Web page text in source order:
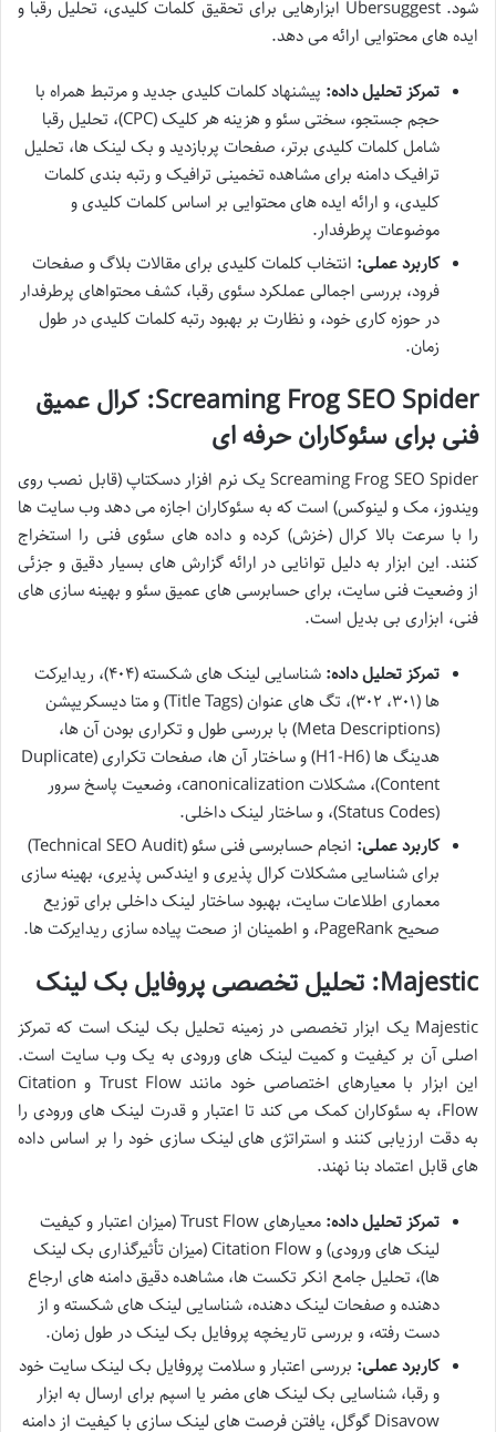
شود. Ubersuggest ابزارهایی برای تحقیق کلمات کلیدی، تحلیل رقبا و
ایده های محتوایی ارائه می دهد.
تمرکز تحلیل داده: پیشنهاد کلمات کلیدی جدید و مرتبط همراه با
حجم جستجو، سختی سئو و هزینه هر کلیک (CPC)، تحلیل رقبا
شامل کلمات کلیدی برتر، صفحات پربازدید و بک لینک ها، تحلیل
ترافیک دامنه برای مشاهده تخمینی ترافیک و رتبه بندی کلمات
کلیدی، و ارائه ایده های محتوایی بر اساس کلمات کلیدی و
موضوعات پرطرفدار.
کاربرد عملی: انتخاب کلمات کلیدی برای مقالات بلاگ و صفحات
فرود، بررسی اجمالی عملکرد سئوی رقبا، کشف محتواهای پرطرفدار
در حوزه کاری خود، و نظارت بر بهبود رتبه کلمات کلیدی در طول
زمان.
Screaming Frog SEO Spider: کرال عمیق
فنی برای سئوکاران حرفه ای
Screaming Frog SEO Spider یک نرم افزار دسکتاپ (قابل نصب روی
ویندوز، مک و لینوکس) است که به سئوکاران اجازه می دهد وب سایت ها
را با سرعت بالا کرال (خزش) کرده و داده های سئوی فنی را استخراج
کنند. این ابزار به دلیل توانایی در ارائه گزارش های بسیار دقیق و جزئی
از وضعیت فنی سایت، برای حسابرسی های عمیق سئو و بهینه سازی های
فنی، ابزاری بی بدیل است.
تمرکز تحلیل داده:
شناسایی لینک های شکسته (۴۰۴)، ریدایرکت
ها (۳۰۱، ۳۰۲)، تگ های عنوان (Title Tags) و متا دیسکریپشن
(Meta Descriptions) با بررسی طول و تکراری بودن آن ها،
هدینگ ها (H1-H6) و ساختار آن ها، صفحات تکراری (Duplicate
Content)، مشکلات canonicalization، وضعیت پاسخ سرور
(Status Codes)، و ساختار لینک داخلی.
کاربرد عملی:
انجام حسابرسی فنی سئو (Technical SEO Audit)
برای شناسایی مشکلات کرال پذیری و ایندکس پذیری، بهینه سازی
معماری اطلاعات سایت، بهبود ساختار لینک داخلی برای توزیع
صحیح PageRank، و اطمینان از صحت پیاده سازی ریدایرکت ها.
Majestic: تحلیل تخصصی پروفایل بک لینک
Majestic یک ابزار تخصصی در زمینه تحلیل بک لینک است که تمرکز
اصلی آن بر کیفیت و کمیت لینک های ورودی به یک وب سایت است.
این ابزار با معیارهای اختصاصی خود مانند Trust Flow و Citation
Flow، به سئوکاران کمک می کند تا اعتبار و قدرت لینک های ورودی را
به دقت ارزیابی کنند و استراتژی های لینک سازی خود را بر اساس داده
های قابل اعتماد بنا نهند.
تمرکز تحلیل داده:
معیارهای Trust Flow (میزان اعتبار و کیفیت
لینک های ورودی) و Citation Flow (میزان تأثیرگذاری بک لینک
ها)، تحلیل جامع انکر تکست ها، مشاهده دقیق دامنه های ارجاع
دهنده و صفحات لینک دهنده، شناسایی لینک های شکسته و از
دست رفته، و بررسی تاریخچه پروفایل بک لینک در طول زمان.
کاربرد عملی: بررسی اعتبار و سلامت پروفایل بک لینک سایت خود
و رقبا، شناسایی بک لینک های مضر یا اسپم برای ارسال به ابزار
Disavow گوگل، یافتن فرصت های لینک سازی با کیفیت از دامنه